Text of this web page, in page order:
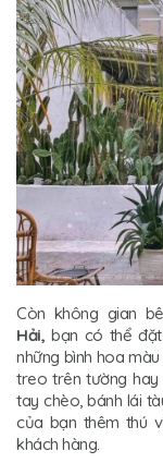
Còn không gian
Hải,bạn có thể
những bình hoa
treo trên tường hay
tay chèo, bánh lái
của bạn thêm thú
khách hàng.